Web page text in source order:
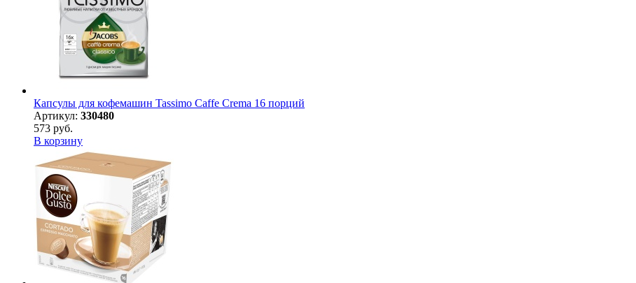
Капсулы для кофемашин Tassimo Caffe Crema 16 порций
Артикул: 330480
573 руб.
В корзину